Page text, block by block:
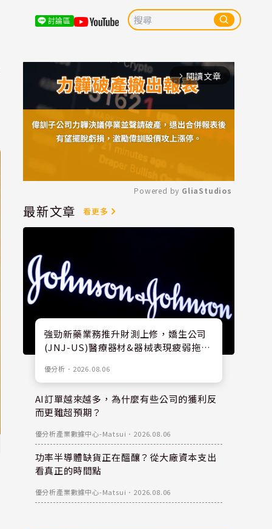
討論區
arrow_forward_ios 閱讀文章
Mute
Powered by GliaStudios
最新文章 看更多
強勁新藥業務推升財測上修，嬌生公司
(JNJ-US)醫療器材&器械表現疲弱拖累
優分析 ． 2026.08.06
AI訂單越來越多，為什麼有些公司的獲利反
而更難超預期？
優分析產業數據中心-Matsui ． 2026.08.06
功率半導體缺貨正在醞釀？從大廠資本支出
看真正的時間點
優分析產業數據中心-Matsui ． 2026.08.06